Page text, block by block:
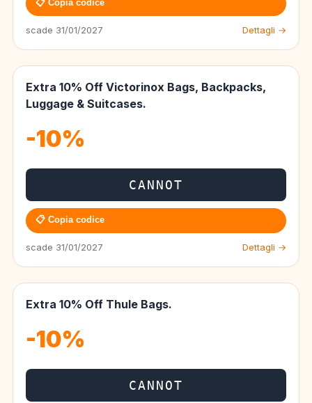
📋 Copia codice
scade 31/01/2027 Dettagli →
Extra 10% Off Victorinox Bags, Backpacks,
Luggage & Suitcases.
-10%
CANNOT
📋 Copia codice
scade 31/01/2027 Dettagli →
Extra 10% Off Thule Bags.
-10%
CANNOT